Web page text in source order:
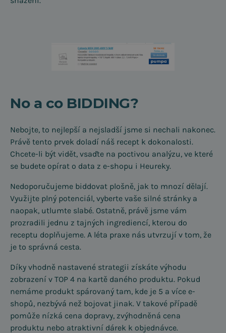
No a co BIDDING?
Nebojte, to nejlepší a nejsladší jsme si nechali nakonec.
Právě tento prvek doladí náš recept k dokonalosti.
Chcete-li být vidět, vsaďte na poctivou analýzu, ve které
se budete opírat o data z e-shopu i Heureky.
Nedoporučujeme biddovat plošně, jak to mnozí dělají.
Využijte plný potenciál, vyberte vaše silné stránky a
naopak, utlumte slabé. Ostatně, právě jsme vám
prozradili jednu z tajných ingrediencí, kterou do
receptu doplňujeme. A léta praxe nás utvrzují v tom, že
je to správná cesta.
Díky vhodně nastavené strategii získáte výhodu
zobrazení v TOP 4 na kartě daného produktu. Pokud
nemáme produkt spárovaný tam, kde je 5 a více e-
shopů, nezbývá než bojovat jinak. V takové případě
pomůže nízká cena dopravy, zvýhodněná cena
produktu nebo atraktivní dárek k objednávce.